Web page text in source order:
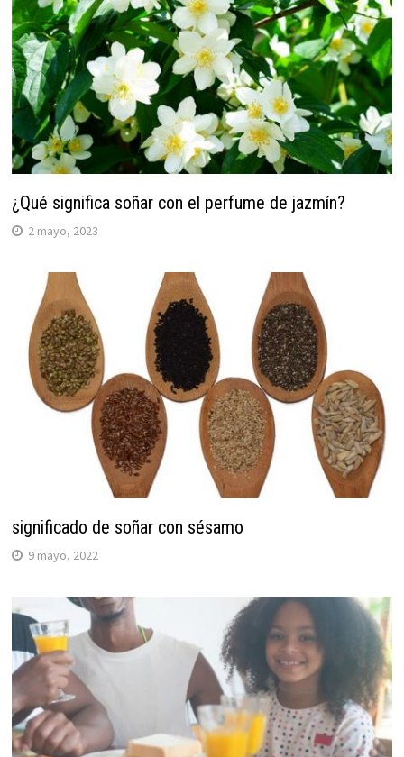
¿Qué significa soñar con el perfume de jazmín?
2 mayo, 2023
significado de soñar con sésamo
9 mayo, 2022